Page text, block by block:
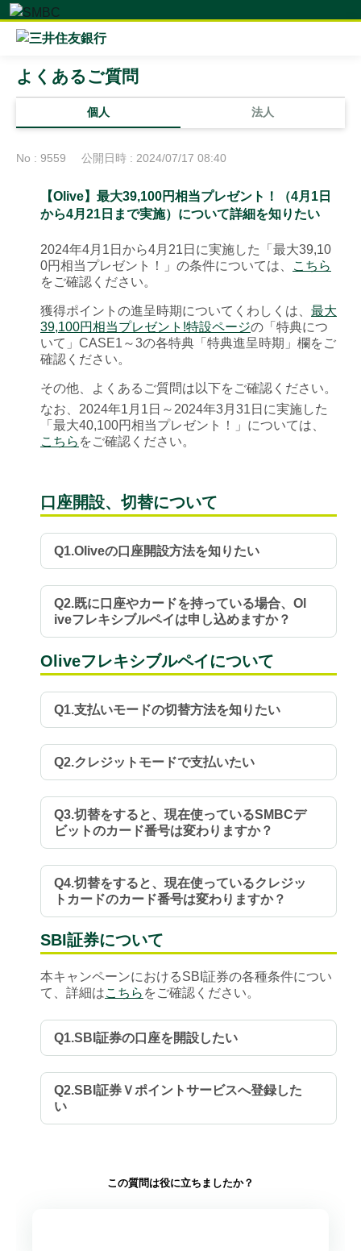
個人 法人
よくあるご質問
No : 9559 公開日時 : 2024/07/17 08:40
【Olive】最大39,100円相当プレゼント！（4月1日
から4月21日まで実施）について詳細を知りたい
2024年4月1日から4月21日に実施した「最大39,10
0円相当プレゼント！」の条件については、
こちら
をご確認ください。
獲得ポイントの進呈時期についてくわしくは、 最大
39,100円相当プレゼント!特設ページの「特典につ
いて」CASE1～3の各特典「特典進呈時期」欄をご
確認ください。
その他、よくあるご質問は以下をご確認ください。
なお、2024年1月1日～2024年3月31日に実施した
「最大40,100円相当プレゼント！」については、
こちら をご確認ください。
口座開設、切替について
Q1.Oliveの口座開設方法を知りたい
Q2.既に口座やカードを持っている場合、Ol
iveフレキシブルペイは申し込めますか？
Oliveフレキシブルペイについて
Q1.支払いモードの切替方法を知りたい
Q2.クレジットモードで支払いたい
Q3.切替をすると、現在使っているSMBCデ
ビットのカード番号は変わりますか？
Q4.切替をすると、現在使っているクレジッ
トカードのカード番号は変わりますか？
SBI証券について
本キャンペーンにおけるSBI証券の各種条件につい
て、詳細はこちら をご確認ください。
Q1.SBI証券の口座を開設したい
Q2.SBI証券Ｖポイントサービスへ登録した
い
この質問は役に立ちましたか？